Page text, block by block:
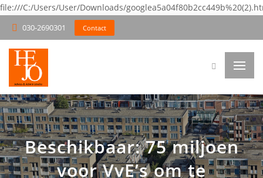
file:///C:/Users/User/Downloads/
030-2690301 Contact
Beschikbaar: 75 miljoen
voor VvE’s om te